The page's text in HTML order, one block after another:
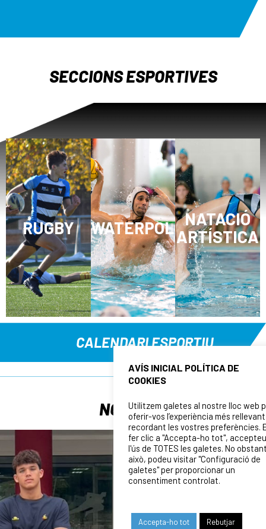
SECCIONS ESPORTIVES
RUGBY WATERPOLONATACIÓ
ARTÍSTICA
CALENDARI ESPORTIU
NOTÍCIES
AVÍS INICIAL POLÍTICA DE
COOKIES
Utilitzem galetes al nostre lloc web
oferir-vos l’experiència més rellevant
recordant les vostres preferències.
fer clic a "Accepta-ho tot", accepteu
l'ús de TOTES les galetes. No
això, podeu visitar "Configuració de
galetes" per proporcionar un
consentiment controlat.
Accepta-ho tot Rebutjar